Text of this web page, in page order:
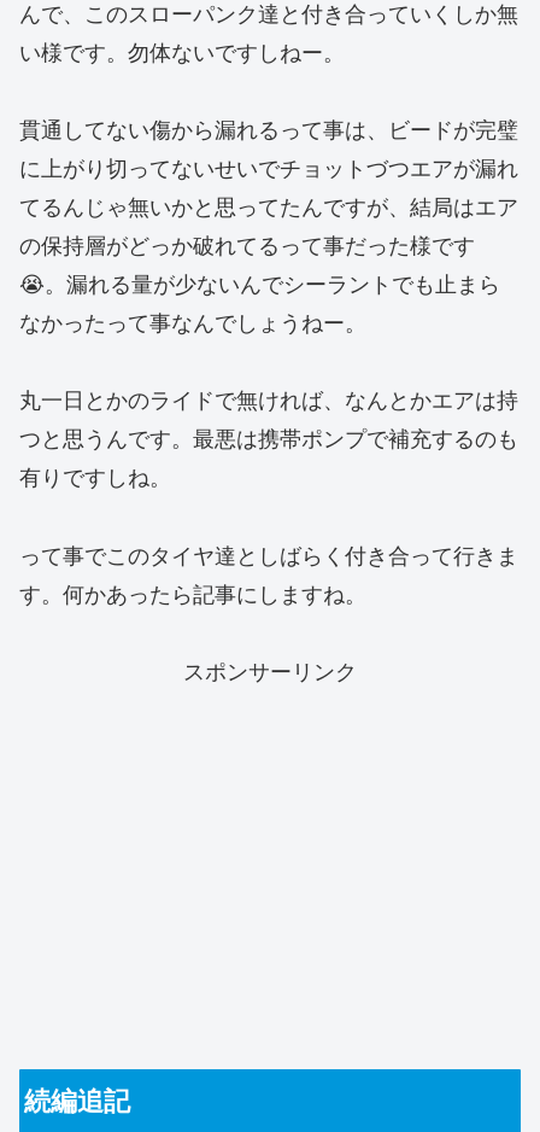
んで、このスローパンク達と付き合っていくしか無
い様です。勿体ないですしねー。
貫通してない傷から漏れるって事は、ビードが完璧
に上がり切ってないせいでチョットづつエアが漏れ
てるんじゃ無いかと思ってたんですが、結局はエア
の保持層がどっか破れてるって事だった様です
😭。漏れる量が少ないんでシーラントでも止まら
なかったって事なんでしょうねー。
丸一日とかのライドで無ければ、なんとかエアは持
つと思うんです。最悪は携帯ポンプで補充するのも
有りですしね。
って事でこのタイヤ達としばらく付き合って行きま
す。何かあったら記事にしますね。
スポンサーリンク
続編追記